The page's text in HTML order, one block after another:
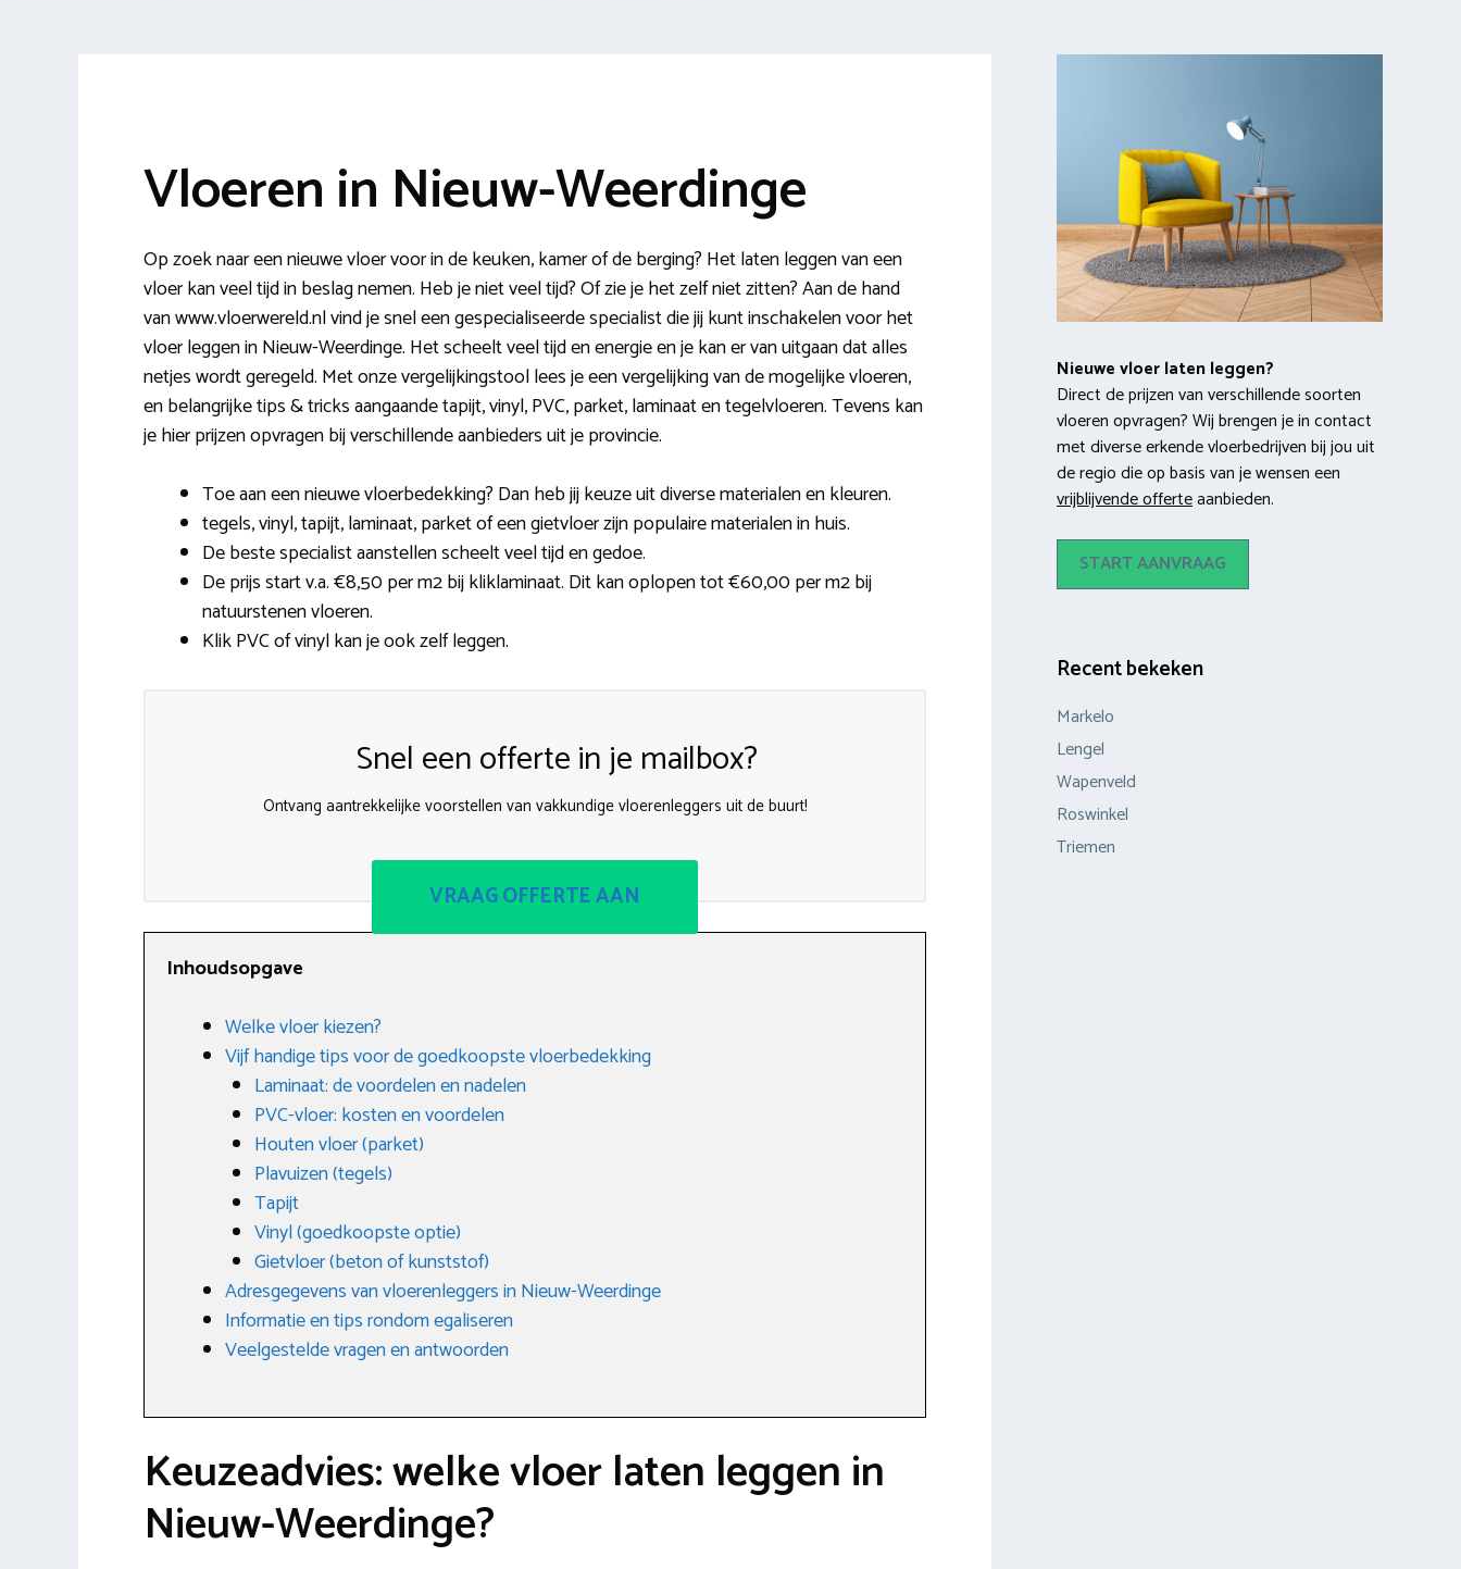
Vloeren in Nieuw-Weerdinge
Op zoek naar een nieuwe vloer voor in de keuken, kamer of de berging? Het laten leggen van een
vloer kan veel tijd in beslag nemen. Heb je niet veel tijd? Of zie je het zelf niet zitten? Aan de hand
van www.vloerwereld.nl vind je snel een gespecialiseerde specialist die jij kunt inschakelen voor het
vloer leggen in Nieuw-Weerdinge. Het scheelt veel tijd en energie en je kan er van uitgaan dat alles
netjes wordt geregeld. Met onze vergelijkingstool lees je een vergelijking van de mogelijke vloeren,
en belangrijke tips & tricks aangaande tapijt, vinyl, PVC, parket, laminaat en tegelvloeren. Tevens kan
je hier prijzen opvragen bij verschillende aanbieders uit je provincie.
Toe aan een nieuwe vloerbedekking? Dan heb jij keuze uit diverse materialen en kleuren.
tegels, vinyl, tapijt, laminaat, parket of een gietvloer zijn populaire materialen in huis.
De beste specialist aanstellen scheelt veel tijd en gedoe.
De prijs start v.a. €8,50 per m2 bij kliklaminaat. Dit kan oplopen tot €60,00 per m2 bij
natuurstenen vloeren.
Klik PVC of vinyl kan je ook zelf leggen.
Snel een offerte in je mailbox?
Ontvang aantrekkelijke voorstellen van vakkundige vloerenleggers uit de buurt!
VRAAG OFFERTE AAN
Inhoudsopgave
Welke vloer kiezen?
Vijf handige tips voor de goedkoopste vloerbedekking
Laminaat: de voordelen en nadelen
PVC-vloer: kosten en voordelen
Houten vloer (parket)
Plavuizen (tegels)
Tapijt
Vinyl (goedkoopste optie)
Gietvloer (beton of kunststof)
Adresgegevens van vloerenleggers in Nieuw-Weerdinge
Informatie en tips rondom egaliseren
Veelgestelde vragen en antwoorden
Keuzeadvies: welke vloer laten leggen in
Nieuw-Weerdinge?
Nieuwe vloer laten leggen?
Direct de prijzen van verschillende soorten
vloeren opvragen? Wij brengen je in contact
met diverse erkende vloerbedrijven bij jou uit
de regio die op basis van je wensen een
vrijblijvende offerteaanbieden.
START AANVRAAG
Recent bekeken
Markelo
Lengel
Wapenveld
Roswinkel
Triemen